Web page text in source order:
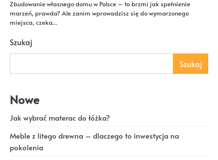
Zbudowanie własnego domu w Polsce – to brzmi jak spełnienie
marzeń, prawda? Ale zanim wprowadzisz się do wymarzonego
miejsca, czeka…
Szukaj
Szukaj
Nowe
Jak wybrać materac do łóżka?
Meble z litego drewna – dlaczego to inwestycja na
pokolenia